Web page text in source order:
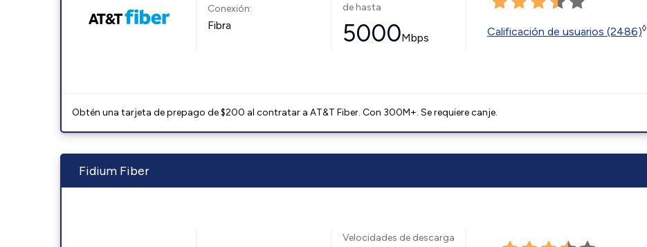
Conexión:
Fibra
de hasta
5000Mbps Calificación de usuarios (2486)◊
Obtén una tarjeta de prepago de $200 al contratar a AT&T Fiber. Con 300M+. Se requiere canje.
Fidium Fiber
Velocidades de descarga